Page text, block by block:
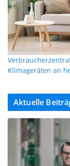
Klimageräten an
Aktuelle